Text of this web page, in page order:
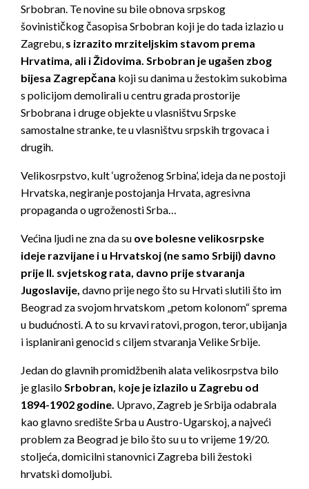
Srbobran. Te novine su bile obnova srpskog
šovinističkog časopisa Srbobran koji je do tada izlazio u
Zagrebu, s izrazito mrziteljskim stavom prema
Hrvatima, ali i Židovima. Srbobran je ugašen zbog
bijesa Zagrepčana koji su danima u žestokim sukobima
s policijom demolirali u centru grada prostorije
Srbobrana i druge objekte u vlasništvu Srpske
samostalne stranke, te u vlasništvu srpskih trgovaca i
drugih.
Velikosrpstvo, kult ‘ugroženog Srbina’, ideja da ne postoji
Hrvatska, negiranje postojanja Hrvata, agresivna
propaganda o ugroženosti Srba…
Većina ljudi ne zna da su ove bolesne velikosrpske
ideje razvijane i u Hrvatskoj (ne samo Srbiji) davno
prije II. svjetskog rata, davno prije stvaranja
Jugoslavije, davno prije nego što su Hrvati slutili što im
Beograd za svojom hrvatskom „petom kolonom“ sprema
u budućnosti. A to su krvavi ratovi, progon, teror, ubijanja
i isplanirani genocid s ciljem stvaranja Velike Srbije.
Jedan do glavnih promidžbenih alata velikosrpstva bilo
je glasiloSrbobran, koje je izlazilo u Zagrebu od
1894-1902 godine. Upravo, Zagreb je Srbija odabrala
kao glavno središte Srba u Austro-Ugarskoj, a najveći
problem za Beograd je bilo što su u to vrijeme 19/20.
stoljeća, domicilni stanovnici Zagreba bili žestoki
hrvatski domoljubi.